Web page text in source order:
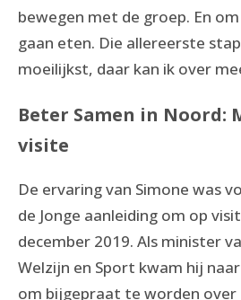
bewegen met de groep. En
gaan eten. Die allereerste
moeilijkst, daar kan ik over
Beter Samen in Noord:
visite
De ervaring van Simone was
de Jonge aanleiding om op
december 2019. Als minister
Welzijn en Sport kwam hij
om bijgepraat te worden over